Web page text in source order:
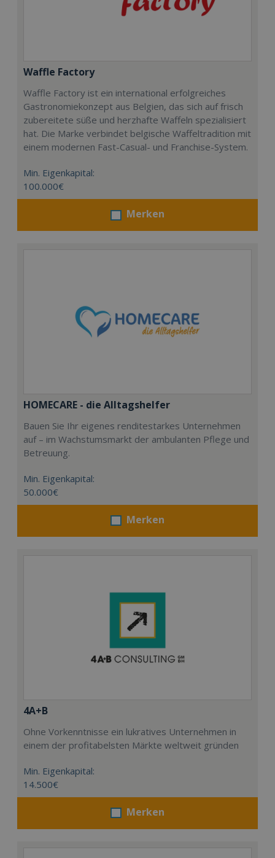
Waffle Factory
Waffle Factory ist ein international erfolgreiches
Gastronomiekonzept aus Belgien, das sich auf frisch
zubereitete süße und herzhafte Waffeln spezialisiert
hat. Die Marke verbindet belgische Waffeltradition mit
einem modernen Fast-Casual- und Franchise-System.
Min. Eigenkapital:
100.000€
Merken
HOMECARE - die Alltagshelfer
Bauen Sie Ihr eigenes renditestarkes Unternehmen
auf – im Wachstumsmarkt der ambulanten Pflege und
Betreuung.
Min. Eigenkapital:
50.000€
Merken
4A+B
Ohne Vorkenntnisse ein lukratives Unternehmen in
einem der profitabelsten Märkte weltweit gründen
Min. Eigenkapital:
14.500€
Merken